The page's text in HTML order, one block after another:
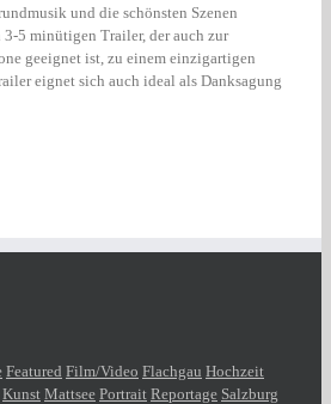
und die schönsten Szenen
3-5 minütigen Trailer, der auch zur
geeignet ist, zu einem einzigartigen
eignet sich auch ideal als Danksagung
Featured Film/Video Flachgau Hochzeit
Kunst Mattsee Portrait Reportage Salzburg